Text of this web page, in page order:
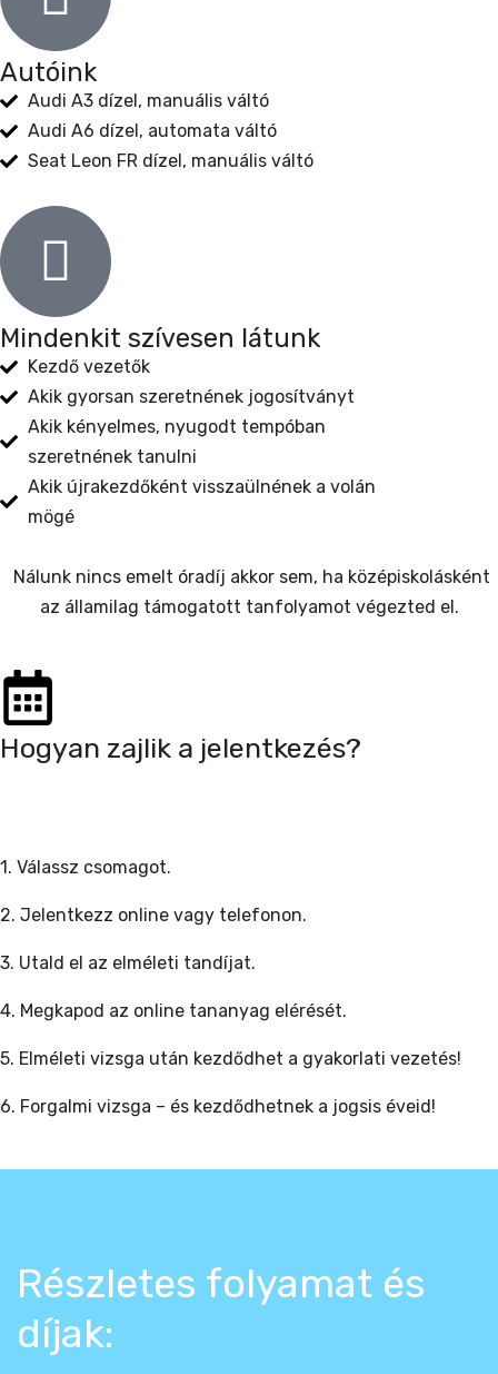
Autóink
Audi A3 dízel, manuális váltó
Audi A6 dízel, automata váltó
Seat Leon FR dízel, manuális váltó
Mindenkit szívesen látunk
Kezdő vezetők
Akik gyorsan szeretnének jogosítványt
Akik kényelmes, nyugodt tempóban
szeretnének tanulni
Akik újrakezdőként visszaülnének a volán
mögé
Nálunk nincs emelt óradíj akkor sem, ha középiskolásként
az államilag támogatott tanfolyamot végezted el.
Hogyan zajlik a jelentkezés?
1. Válassz csomagot.
2. Jelentkezz online vagy telefonon.
3. Utald el az elméleti tandíjat.
4. Megkapod az online tananyag elérését.
5. Elméleti vizsga után kezdődhet a gyakorlati vezetés!
6. Forgalmi vizsga – és kezdődhetnek a jogsis éveid!
Részletes folyamat és
díjak: